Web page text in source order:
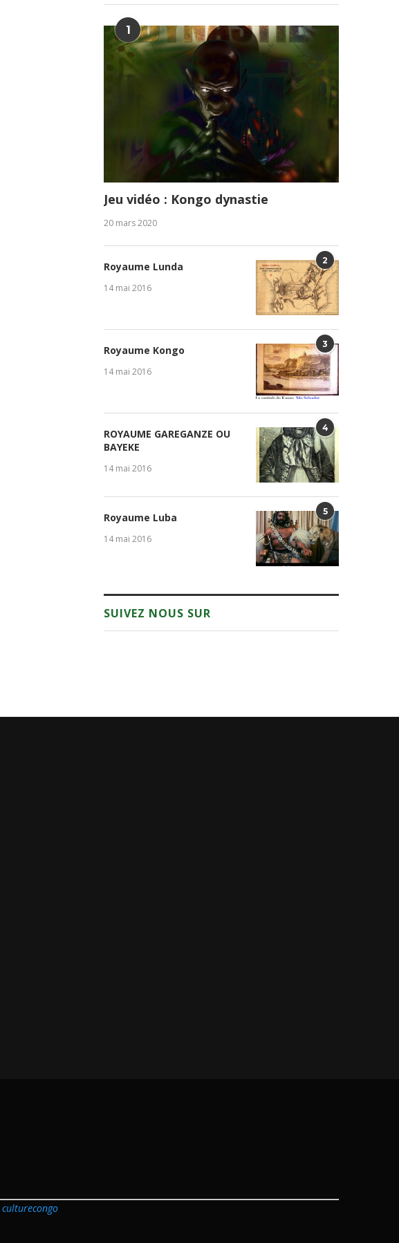
1
Jeu vidéo : Kongo dynastie
20 mars 2020
2
Royaume Lunda
14 mai 2016
3
Royaume Kongo
14 mai 2016
4
ROYAUME GAREGANZE OU
BAYEKE
14 mai 2016
5
Royaume Luba
14 mai 2016
SUIVEZ NOUS SUR
culturecongo